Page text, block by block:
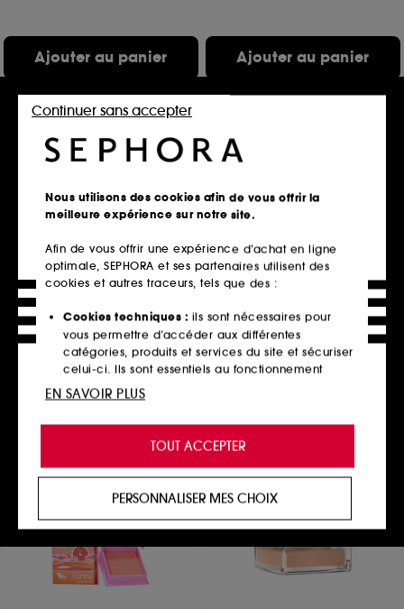
Ajouter au panier Ajouter au panier
NATASHA DENONA
My dream Lip crayon
Crayon pour les lèvres
256
27,00€
KVD BEAUTY
Everlasting Hyperlight
Rouge à Lèvre sans Transfert
106
25,00€
Nous utilisons des cookies afin de vous offrir la
meilleure expérience sur notre site.
Afin de vous offrir une expérience d’achat en ligne
optimale, SEPHORA et ses partenaires utilisent des
cookies et autres traceurs, tels que des :
Cookies techniques : ils sont nécessaires pour
vous permettre d’accéder aux différentes
catégories, produits et services du site et sécuriser
celui-ci. Ils sont essentiels au fonctionnement
technique du site et ne peuvent être désactivés.
de vous offrir une expérience enrichie et
personnalisée en vous recommandant des
produits, des services et des contenus qui
proposer des offres promotionnelles adaptées à
votre profil.
Cookies réseaux sociaux et publicité :
utilisés pour vous présenter du contenu susceptible
TOUT ACCEPTER
Continuer sans accepter
PERSONNALISER MES CHOIX
EN SAVOIR PLUS